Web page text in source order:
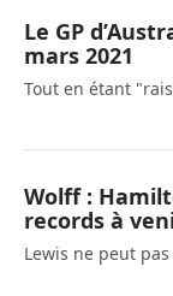
Le GP
mars 2021
Tout en étant
Wolff :
records à
Lewis ne peut